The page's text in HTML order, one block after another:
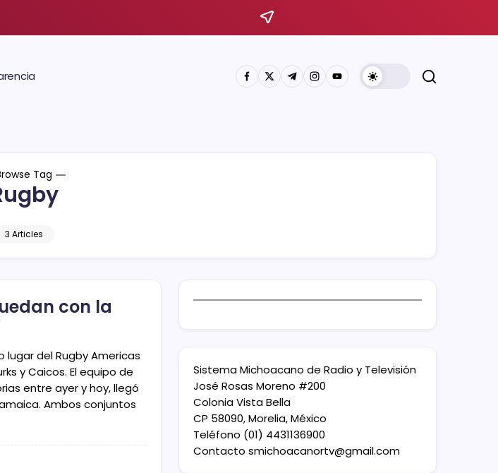
Tag
3 Articles
con la
lugar del Rugby Americas
y Caicos. El equipo de
entre ayer y hoy, llegó
Ambos conjuntos
Sistema Michoacano de Radio y Televisión
José Rosas Moreno #200
Colonia Vista Bella
CP 58090, Morelia, México
Teléfono (01) 4431136900
Contacto smichoacanortv@gmail.com